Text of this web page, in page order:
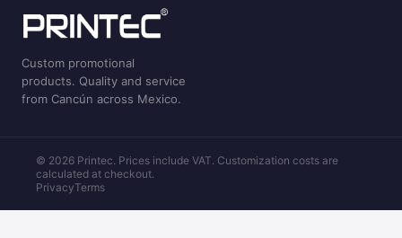
Custom promotional
products. Quality and service
from Cancún across Mexico.
© 2026 Printec. Prices include VAT. Customization costs are
calculated at checkout.
PrivacyTerms